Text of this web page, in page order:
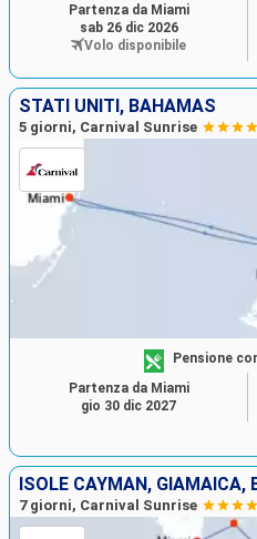
Partenza da Miami
sab 26 dic 2026
Volo disponibile
STATI UNITI, BAHAMAS
5 giorni, Carnival Sunrise
Pensione
Partenza da Miami
gio 30 dic 2027
ISOLE CAYMAN, GIAMAICA,
7 giorni, Carnival Sunrise